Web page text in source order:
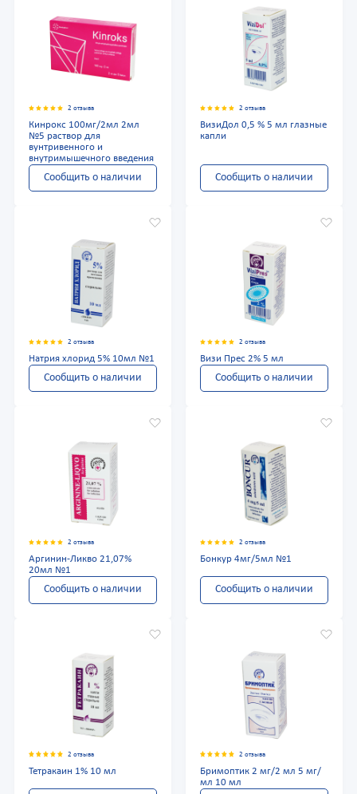
2 отзыва
Кинрокс 100мг/2мл 2мл
№5 раствор для
вунтривенного и
внутримышечного введения
Сообщить о наличии
2 отзыва
ВизиДол 0,5 % 5 мл глазные
капли
Сообщить о наличии
2 отзыва
Натрия хлорид 5% 10мл №1
Сообщить о наличии
2 отзыва
Визи Прес 2% 5 мл
Сообщить о наличии
2 отзыва
Аргинин-Ликво 21,07%
20мл №1
Сообщить о наличии
2 отзыва
Бонкур 4мг/5мл №1
Сообщить о наличии
2 отзыва
Тетракаин 1% 10 мл
2 отзыва
Бримоптик 2 мг/2 мл 5 мг/
мл 10 мл